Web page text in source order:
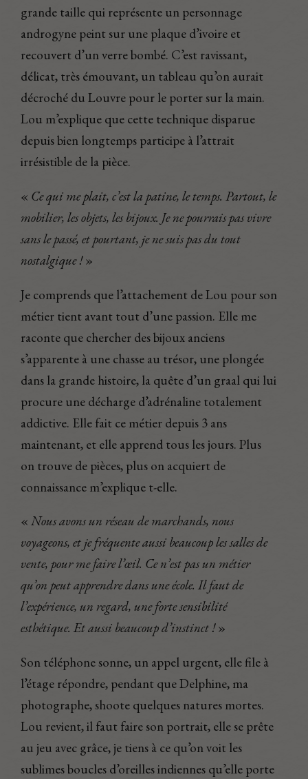
grande taille qui représente un personnage
androgyne peint sur une plaque d’ivoire et
recouvert d’un verre bombé. C’est ravissant,
délicat, très émouvant, un tableau qu’on aurait
décroché du Louvre pour le porter sur la main.
Lou m’explique que cette technique disparue
depuis bien longtemps participe à l’attrait
irrésistible de la pièce.
« Ce qui me plait, c’est la patine, le temps. Partout, le
mobilier, les objets, les bijoux. Je ne pourrais pas vivre
sans le passé, et pourtant, je ne suis pas du tout
nostalgique !»
Je comprends que l’attachement de Lou pour son
métier tient avant tout d’une passion. Elle me
raconte que chercher des bijoux anciens
s’apparente à une chasse au trésor, une plongée
dans la grande histoire, la quête d’un graal qui lui
procure une décharge d’adrénaline totalement
addictive. Elle fait ce métier depuis 3 ans
maintenant, et elle apprend tous les jours. Plus
on trouve de pièces, plus on acquiert de
connaissance m’explique t-elle.
« Nous avons un réseau de marchands, nous
voyageons, et je fréquente aussi beaucoup les salles de
vente, pour me faire l’œil. Ce n’est pas un métier
qu’on peut apprendre dans une école. Il faut de
l’expérience, un regard, une forte sensibilité
esthétique. Et aussi beaucoup d’instinct !»
Son téléphone sonne, un appel urgent, elle file à
l’étage répondre, pendant que Delphine, ma
photographe, shoote quelques natures mortes.
Lou revient, il faut faire son portrait, elle se prête
au jeu avec grâce, je tiens à ce qu’on voit les
sublimes boucles d’oreilles indiennes qu’elle porte